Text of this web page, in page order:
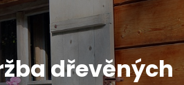
dřevěných